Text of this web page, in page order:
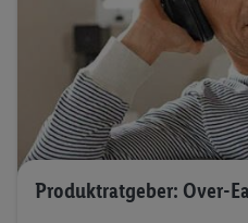
Produktratgeber: Over-